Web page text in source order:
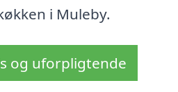
i Muleby.
og uforpligtende